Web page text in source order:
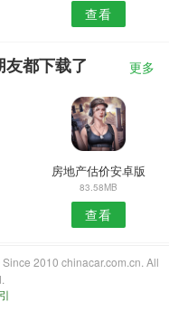
查看
友都下载了 更多
房地产估价安卓版
83.58MB
查看
2010 chinacar.com.cn. All